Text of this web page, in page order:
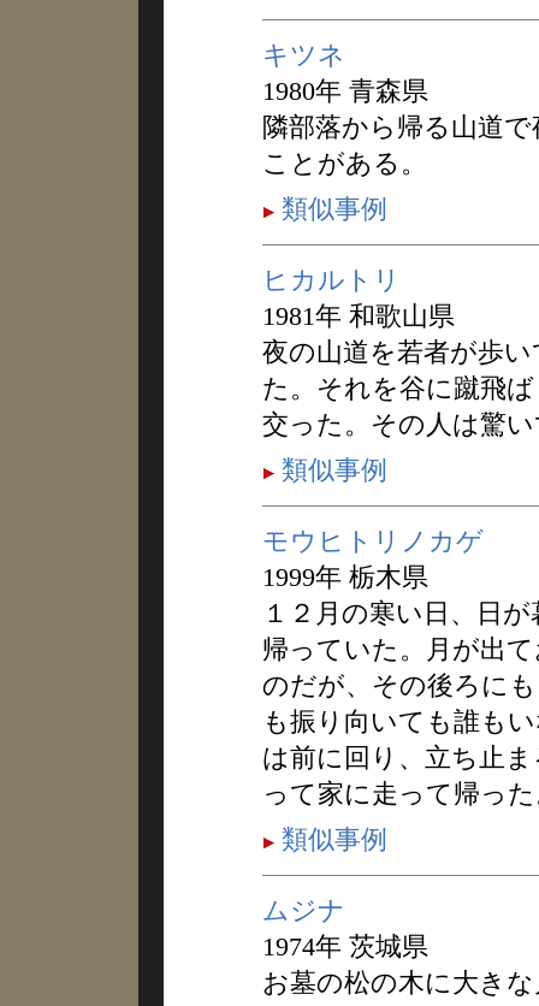
キツネ
1980年 青森県
隣部落から帰る山道
ことがある。
類似事例
ヒカルトリ
1981年 和歌山県
夜の山道を若者が歩
た。それを谷に蹴飛
交った。その人は驚
類似事例
モウヒトリノカゲ
1999年 栃木県
１２月の寒い日、日
帰っていた。月が出
のだが、その後ろに
も振り向いても誰も
は前に回り、立ち止
って家に走って帰っ
類似事例
ムジナ
1974年 茨城県
お墓の松の木に大き